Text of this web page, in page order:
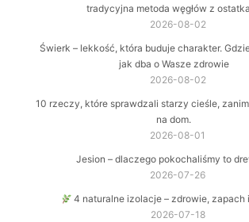
tradycyjna metoda węgłów z
2026-08-02
Świerk – lekkość, która buduje charakter.
jak dba o Wasze zdrowie
2026-08-02
10 rzeczy, które sprawdzali starzy cieśle,
na dom.
2026-08-01
Jesion – dlaczego pokochaliśmy to
2026-07-26
4 naturalne izolacje – zdrowie, zapach
2026-07-18